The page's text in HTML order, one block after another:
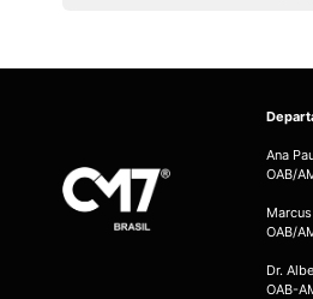
Ana
OAB/
OAB/
Dr.
OAB-